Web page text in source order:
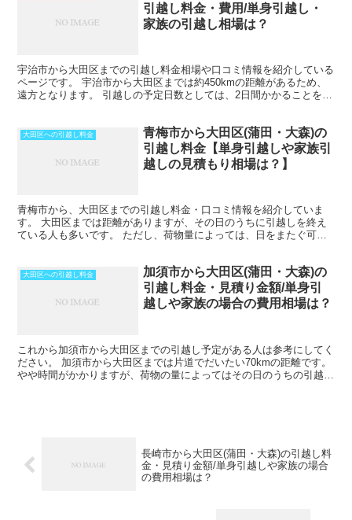
引越し料金・費用/単身引越し・
家族の引越し相場は？
宇治市から大田区までの引越し料金相場や口コミ情報を紹介している
ページです。 宇治市から大田区までは約450kmの距離があるため、
遠方となります。 引越しの予定日数としては、2日間かかることを考
大田区への引越し料金
青梅市から大田区(蒲田・大森)の
引越し料金【単身引越しや家族引
越しの見積もり相場は？】
青梅市から、大田区までの引越し料金・口コミ情報を紹介していま
す。 大田区までは距離がありますが、その日のうちに引越しを終え
ている人も多いです。 ただし、荷物量によっては、日をまたぐ可能
大田区への引越し料金
加須市から大田区(蒲田・大森)の
引越し料金・見積り金額/単身引
越しや家族の場合の費用相場は？
これから加須市から大田区までの引越し予定がある人は参考にしてく
ださい。 加須市から大田区までは片道でだいたい70kmの距離です。
やや時間がかかりますが、荷物の量によってはその日のうちの引越し
長崎市から大田区(蒲田・大森)の引越し料
金・見積り金額/単身引越しや家族の場合
の費用相場は？